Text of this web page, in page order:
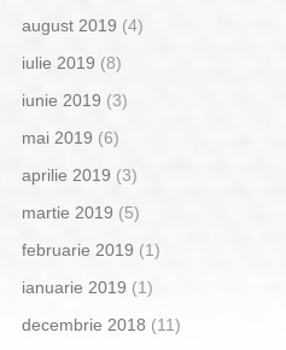
august 2019 (4)
iulie 2019 (8)
iunie 2019 (3)
mai 2019 (6)
aprilie 2019 (3)
martie 2019 (5)
februarie 2019 (1)
ianuarie 2019 (1)
decembrie 2018 (11)